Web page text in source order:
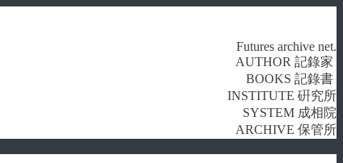
Futures archive net.
AUTHOR 記錄家
BOOKS 記錄書
INSTITUTE 硏究所
SYSTEM 成相院
ARCHIVE 保管所